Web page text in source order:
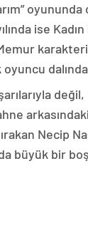
oyununda
ise
değil,
Necip
büyük bir